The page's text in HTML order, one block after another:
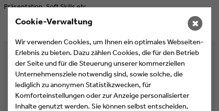
Präsentation, Soft Skills etc.
Cookie-Verwaltung
Wir verwenden Cookies, um Ihnen ein optimales Webseiten-
Erlebnis zu bieten. Dazu zählen Cookies, die für den Betrieb
der Seite und für die Steuerung unserer kommerziellen
Unternehmensziele notwendig sind, sowie solche, die
lediglich zu anonymen Statistikzwecken, für
Komforteinstellungen oder zur Anzeige personalisierter
Inhalte genutzt werden. Sie können selbst entscheiden,
✖